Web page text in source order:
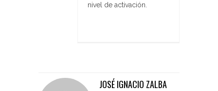
nivel de activación.
JOSÉ IGNACIO ZALBA